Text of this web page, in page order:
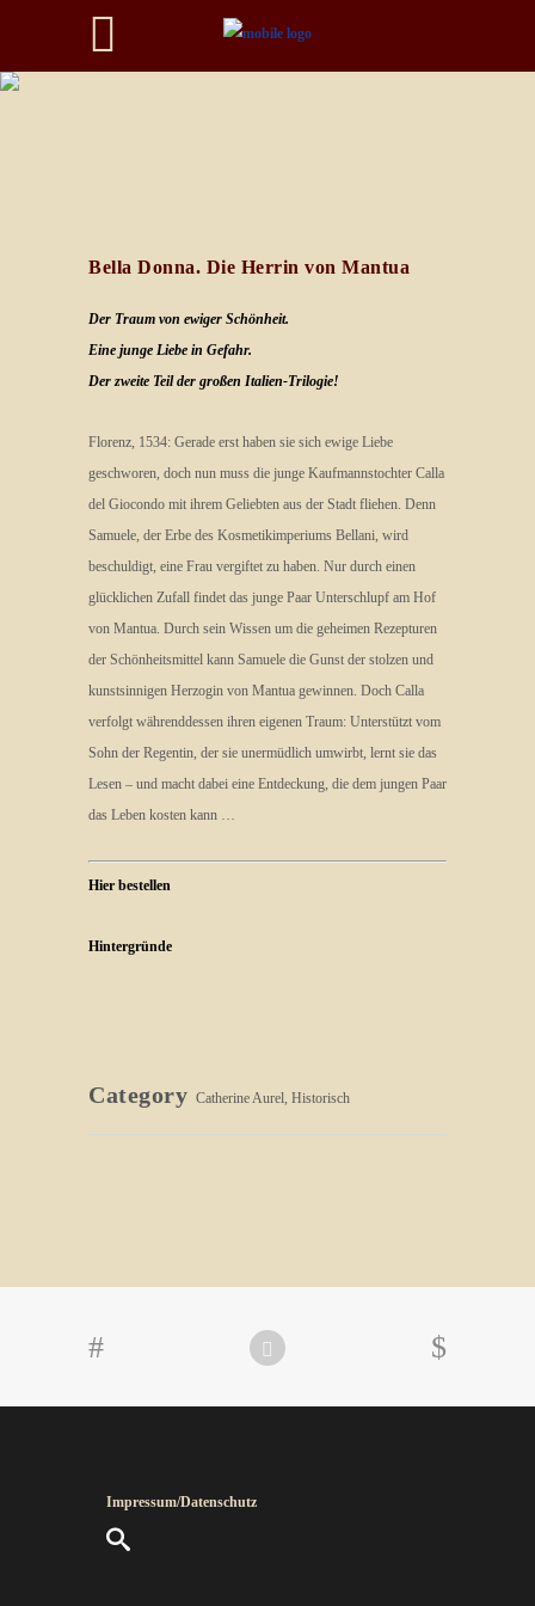
Bella Donna. Die Herrin von Mantua
Der Traum von ewiger Schönheit.
Eine junge Liebe in Gefahr.
Der zweite Teil der großen Italien-Trilogie!
Florenz, 1534: Gerade erst haben sie sich ewige Liebe
geschworen, doch nun muss die junge Kaufmannstochter Calla
del Giocondo mit ihrem Geliebten aus der Stadt fliehen. Denn
Samuele, der Erbe des Kosmetikimperiums Bellani, wird
beschuldigt, eine Frau vergiftet zu haben. Nur durch einen
glücklichen Zufall findet das junge Paar Unterschlupf am Hof
von Mantua. Durch sein Wissen um die geheimen Rezepturen
der Schönheitsmittel kann Samuele die Gunst der stolzen und
kunstsinnigen Herzogin von Mantua gewinnen. Doch Calla
verfolgt währenddessen ihren eigenen Traum: Unterstützt vom
Sohn der Regentin, der sie unermüdlich umwirbt, lernt sie das
Lesen – und macht dabei eine Entdeckung, die dem jungen Paar
das Leben kosten kann …
Hier bestellen
Hintergründe
Category Catherine Aurel, Historisch
Impressum/Datenschutz